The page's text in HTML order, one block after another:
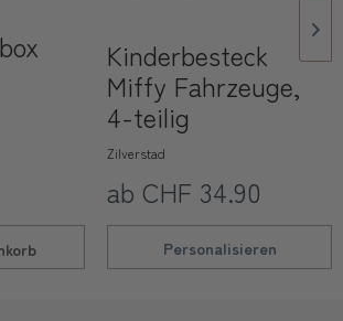
Kinderbesteck
Miffy Fahrzeuge,
4-teilig
Zilverstad
ab CHF 34.90
Personalisieren